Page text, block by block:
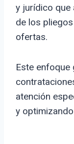
y jurídico que
de los
ofertas.
Este enfoque
atención
y